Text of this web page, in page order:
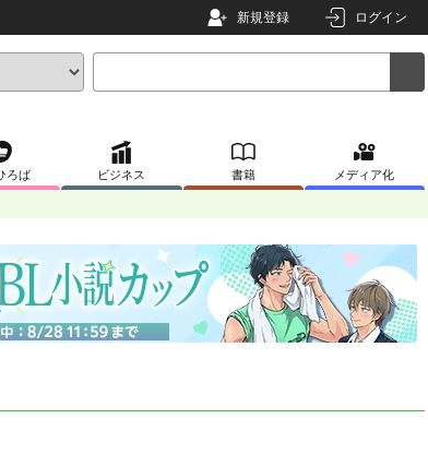
新規登録 ログイン
ろば ビジネス 書籍 メディア化